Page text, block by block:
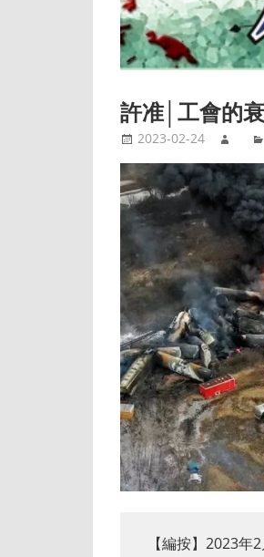
許准│工會的
2023-02-24
【編按】2023